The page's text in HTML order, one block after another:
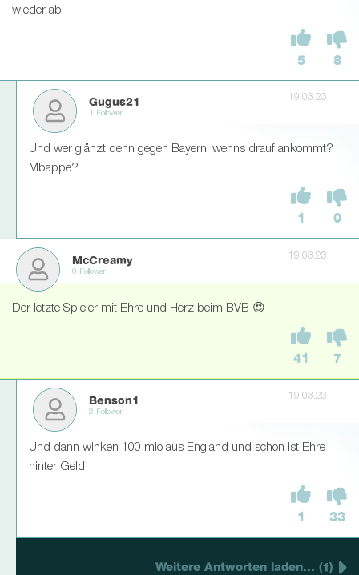
wieder ab.
5 8
Gugus21
1 Follower
19.03.23
Und wer glänzt denn gegen Bayern, wenns drauf ankommt?
Mbappe?
1 0
McCreamy
0 Follower
19.03.23
Der letzte Spieler mit Ehre und Herz beim BVB 😍
41 7
Benson1
2 Follower
19.03.23
Und dann winken 100 mio aus England und schon ist Ehre
hinter Geld
1 33
Weitere Antworten laden... (1)